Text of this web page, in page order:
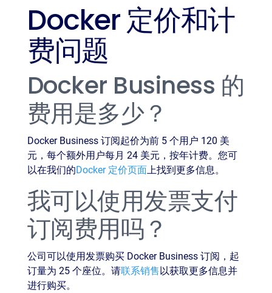
Docker 定价和计
费问题
Docker Business 的
费用是多少？
Docker Business 订阅起价为前 5 个用户 120 美
元，每个额外用户每月 24 美元，按年计费。您可
以在我们的Docker 定价页面上找到更多信息。
我可以使用发票支付
订阅费用吗？
公司可以使用发票购买 Docker Business 订阅，起
订量为 25 个座位。请联系销售以获取更多信息并
进行购买。